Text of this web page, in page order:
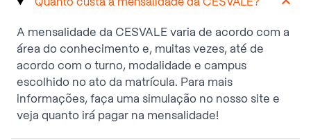
A mensalidade da CESVALE varia de acordo com a
área do conhecimento e, muitas vezes, até de
acordo com o turno, modalidade e campus
escolhido no ato da matrícula. Para mais
informações, faça uma simulação no nosso site e
veja quanto irá pagar na mensalidade!